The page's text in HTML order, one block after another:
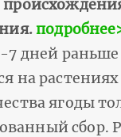
7 дней
на
ягоды
сбор.